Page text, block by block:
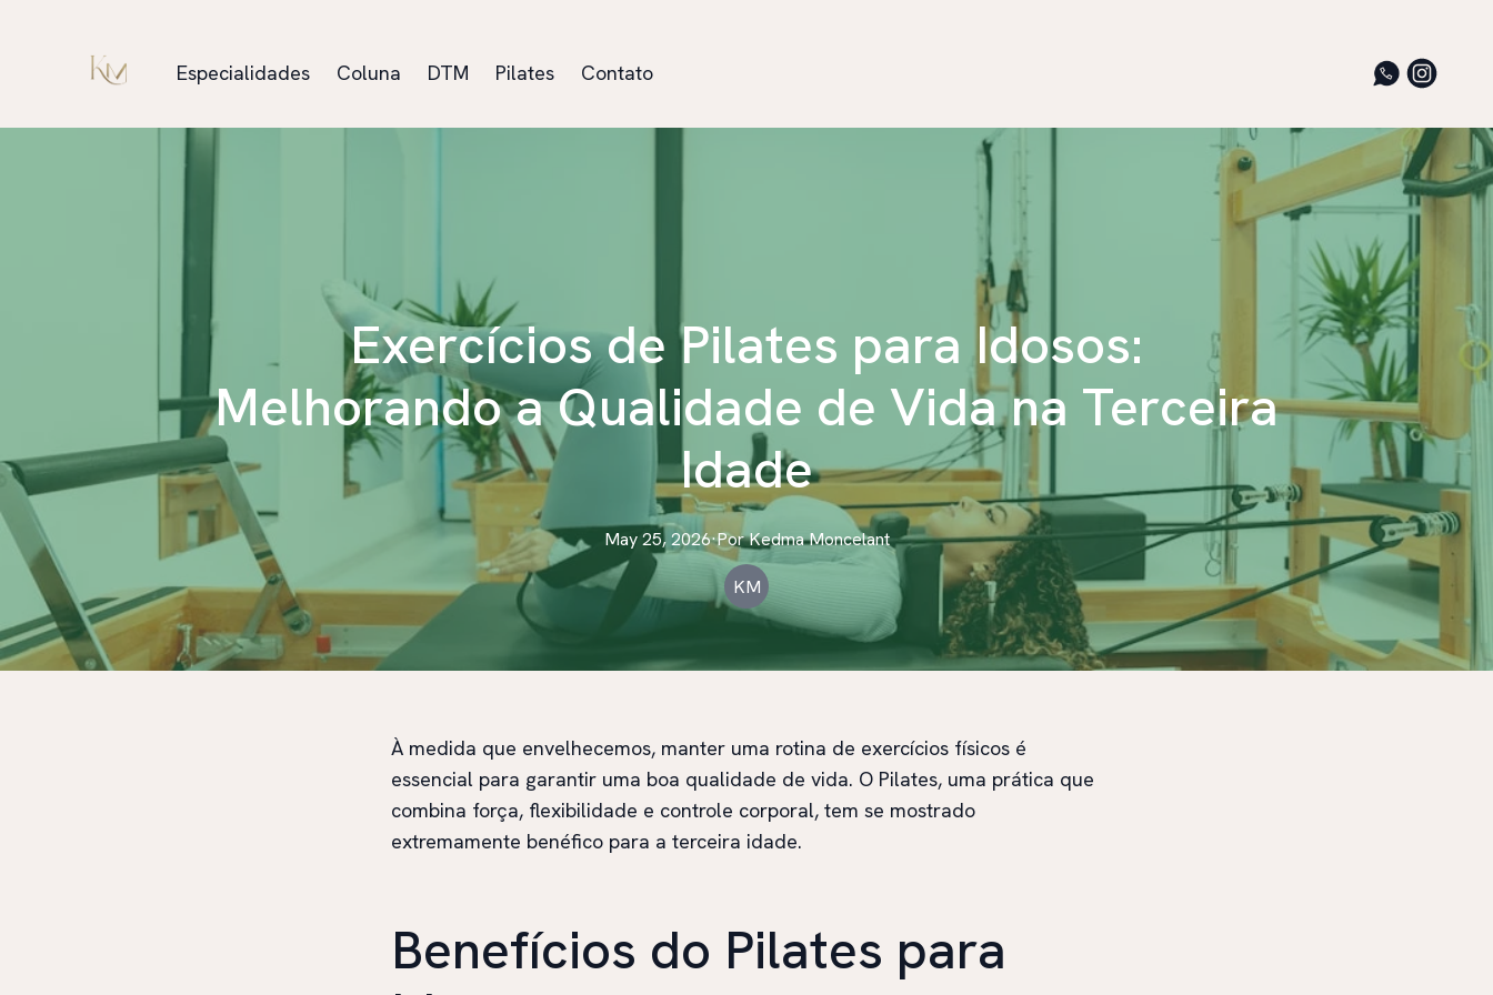
Especialidades Coluna DTM Pilates Contato
Exercícios de Pilates para Idosos:
Melhorando a Qualidade de Vida na Terceira
Idade
May 25, 2026·PorKedmaMoncelant
KM
À medida que envelhecemos, manter uma rotina de exercícios físicos é
essencial para garantir uma boa qualidade de vida. O Pilates, uma prática que
combina força, flexibilidade e controle corporal, tem se mostrado
extremamente benéfico para a terceira idade.
Benefícios do Pilates para